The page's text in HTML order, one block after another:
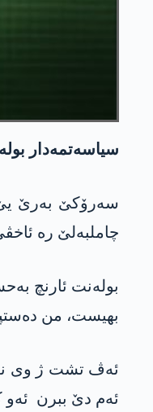
سیاسەتمەدار
چاملبەلێ رە
بولەنت ئارنچ
بهیست، من
ئەڤ تشت ژ وی
ئەم دێ ببرن